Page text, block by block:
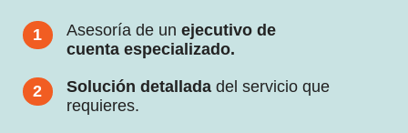
1 Asesoría de un ejecutivo de
cuenta especializado.
2 Solución detalladadel servicio que
requieres.